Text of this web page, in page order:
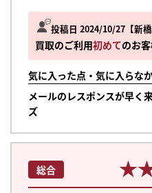
投稿日 2024/10/27 新
買取のご利用初めてのお
気に入った点・気に入らな
メールのレスポンスが早く
ズ
総合